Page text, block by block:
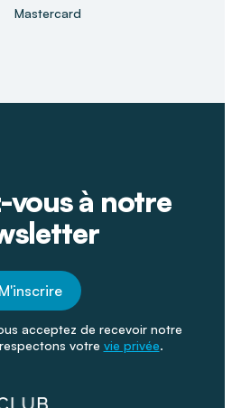
Mastercard
vous à notre
M'inscrire
acceptez de recevoir notre
votre vie privée.